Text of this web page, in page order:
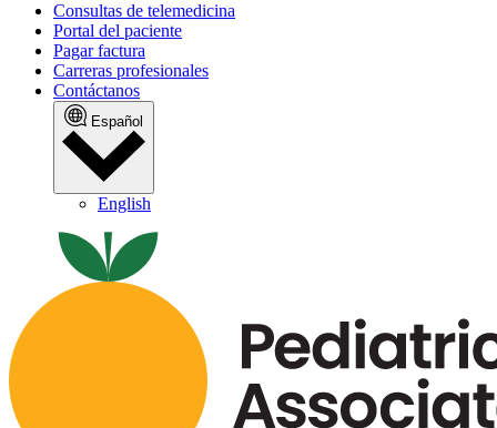
Consultas de telemedicina
Portal del paciente
Pagar factura
Carreras profesionales
Contáctanos
Español
English